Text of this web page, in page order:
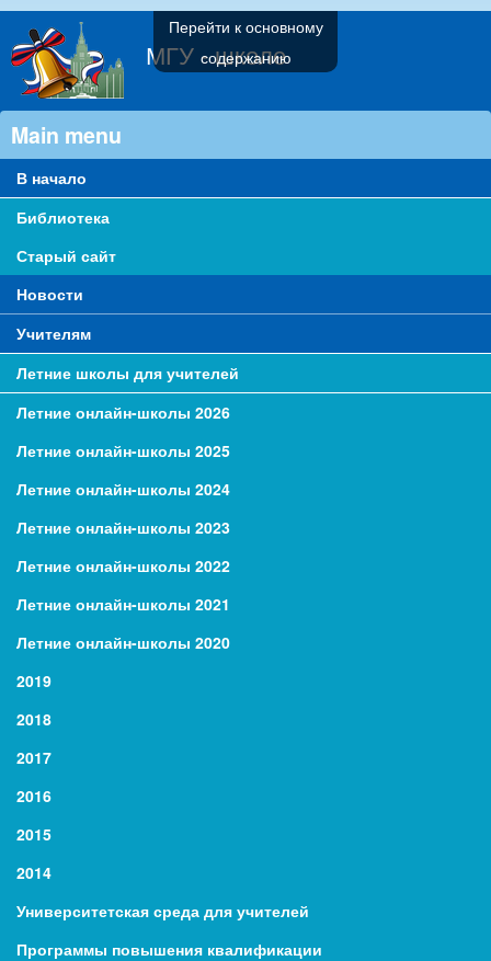
Перейти к основному
содержанию
МГУ - школе
Main menu
В начало
Библиотека
Старый сайт
Новости
Учителям
Летние школы для учителей
Летние онлайн-школы 2026
Летние онлайн-школы 2025
Летние онлайн-школы 2024
Летние онлайн-школы 2023
Летние онлайн-школы 2022
Летние онлайн-школы 2021
Летние онлайн-школы 2020
2019
2018
2017
2016
2015
2014
Университетская среда для учителей
Программы повышения квалификации